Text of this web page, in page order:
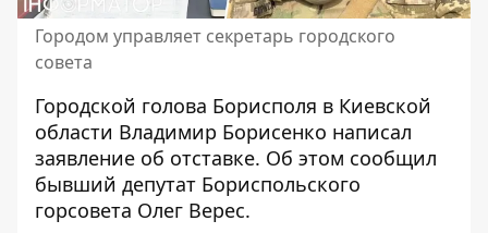
Городом управляет секретарь городского
совета
Городской голова Борисполя в Киевской
области Владимир Борисенко написал
заявление об отставке. Об этом сообщил
бывший депутат Бориспольского
горсовета Олег Верес.